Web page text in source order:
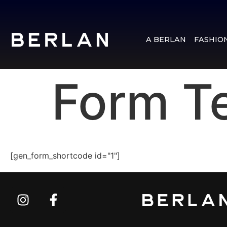
A BERLAN
Form
[gen_form_shortcode id="1"]